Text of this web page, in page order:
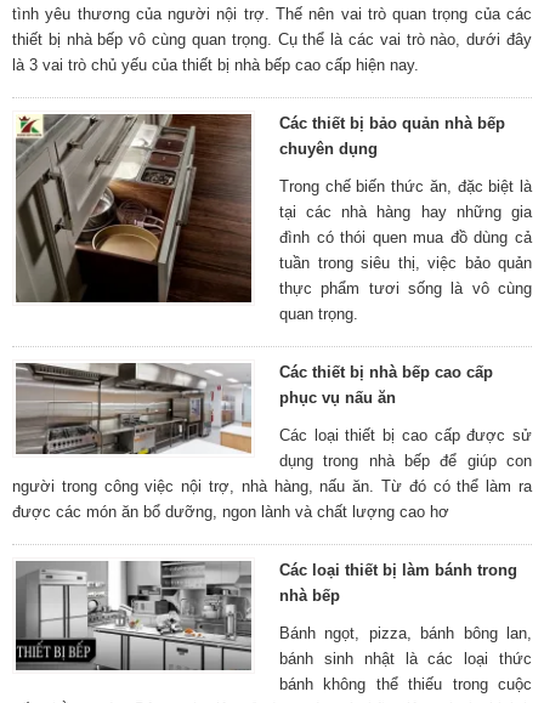
tình yêu thương của người nội trợ. Thế nên vai trò quan trọng của các
thiết bị nhà bếp vô cùng quan trọng. Cụ thể là các vai trò nào, dưới đây
là 3 vai trò chủ yếu của thiết bị nhà bếp cao cấp hiện nay.
Các thiết bị bảo quản nhà bếp
chuyên dụng
Trong chế biến thức ăn, đặc biệt là
tại các nhà hàng hay những gia
đình có thói quen mua đồ dùng cả
tuần trong siêu thị, việc bảo quản
thực phẩm tươi sống là vô cùng
quan trọng.
Các thiết bị nhà bếp cao cấp
phục vụ nấu ăn
Các loại thiết bị cao cấp được sử
dụng trong nhà bếp để giúp con
người trong công việc nội trợ, nhà hàng, nấu ăn. Từ đó có thể làm ra
được các món ăn bổ dưỡng, ngon lành và chất lượng cao hơ
Các loại thiết bị làm bánh trong
nhà bếp
Bánh ngọt, pizza, bánh bông lan,
bánh sinh nhật là các loại thức
bánh không thể thiếu trong cuộc